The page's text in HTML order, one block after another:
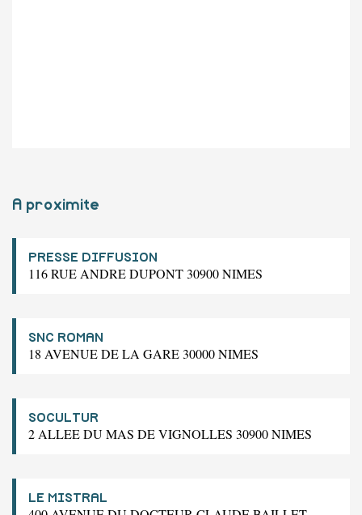
A proximite
PRESSE DIFFUSION
116 RUE ANDRE DUPONT 30900 NIMES
SNC ROMAN
18 AVENUE DE LA GARE 30000 NIMES
SOCULTUR
2 ALLEE DU MAS DE VIGNOLLES 30900 NIMES
LE MISTRAL